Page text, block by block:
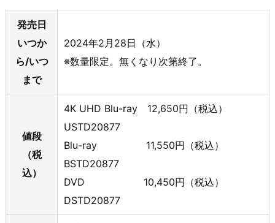
発売日
いつか
ら/いつ
まで
2024年2月28日（水）
※数量限定。無くなり次第終了。
値段
（税
込）
4K UHD Blu-ray 12,650円（税込）
USTD20877
Blu-ray 11,550円（税込）
BSTD20877
DVD 10,450円（税込）
DSTD20877